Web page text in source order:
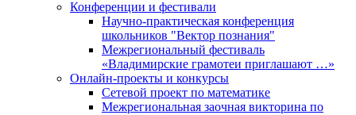
Конференции и фестивали
Научно-практическая конференция
школьников "Вектор познания"
Межрегиональный фестиваль
«Владимирские грамотеи приглашают …»
Онлайн-проекты и конкурсы
Сетевой проект по математике
Межрегиональная заочная викторина по